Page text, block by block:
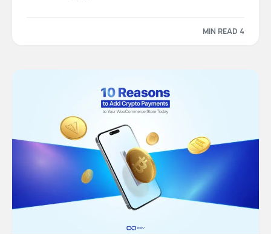
4 MIN READ